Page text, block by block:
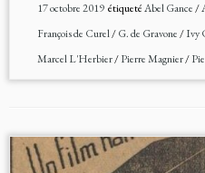
17 octobre 2019étiquetéAbel Gance/
François de Curel/G. de Gravone/Ivy
Marcel L'Herbier/Pierre Magnier/